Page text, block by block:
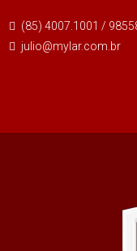
(85) 4007.1001 /
julio@mylar.com.br